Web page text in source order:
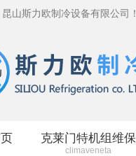
山斯力欧制冷设备有限公司！
克莱门特机组维保
climaveneta